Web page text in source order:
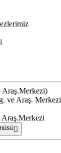
Araş.Merkezi)
ve Araş. Merkezi